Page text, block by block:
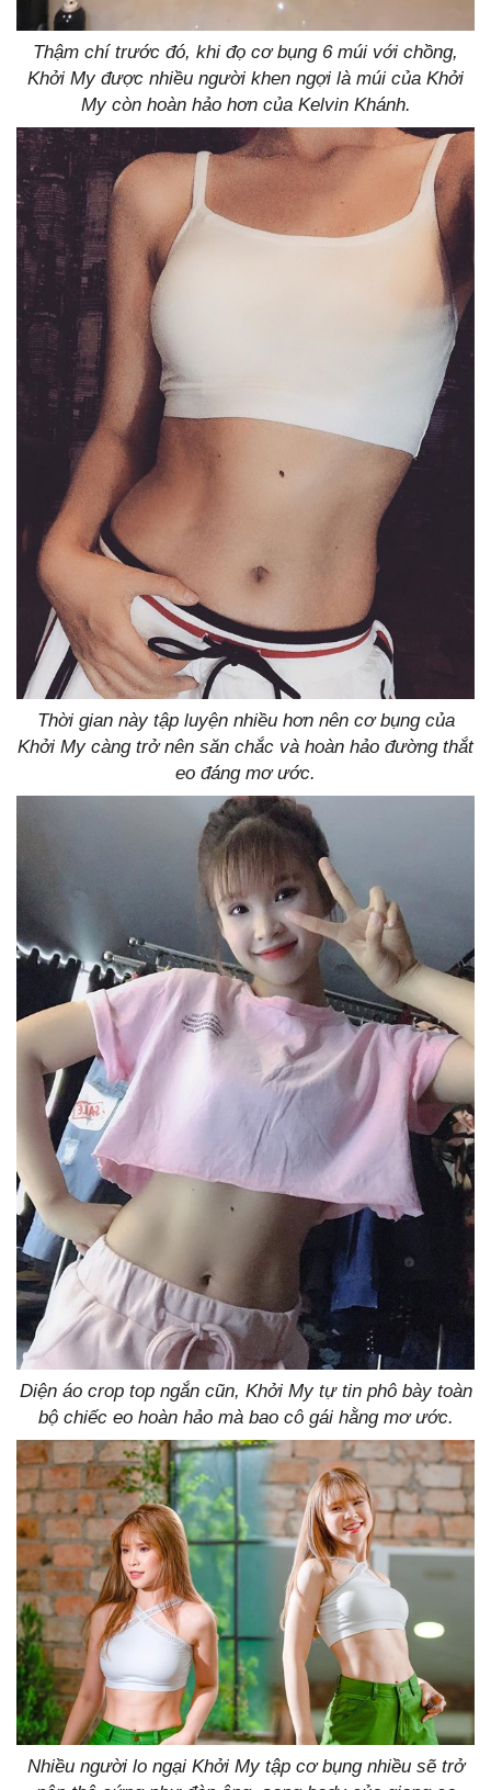
Thậm chí trước đó, khi đọ cơ bụng 6 múi với chồng,
Khởi My được nhiều người khen ngợi là múi của Khởi
My còn hoàn hảo hơn của Kelvin Khánh.
Thời gian này tập luyện nhiều hơn nên cơ bụng của
Khởi My càng trở nên săn chắc và hoàn hảo đường thắt
eo đáng mơ ước.
Diện áo crop top ngắn cũn, Khởi My tự tin phô bày toàn
bộ chiếc eo hoàn hảo mà bao cô gái hằng mơ ước.
Nhiều người lo ngại Khởi My tập cơ bụng nhiều sẽ trở